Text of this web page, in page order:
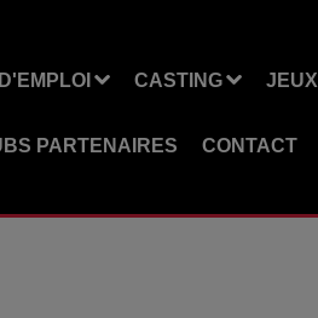
CASTING JEUX
PARTENAIRES CONTACT